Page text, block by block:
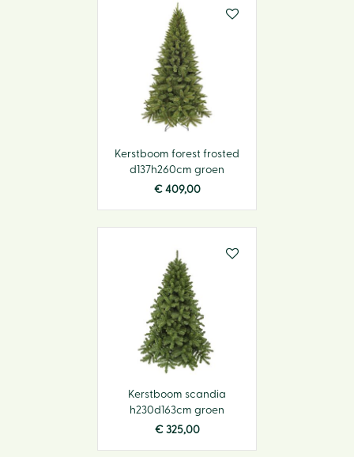
Kerstboom forest frosted
d137h260cm groen
€ 409,00
Kerstboom scandia
h230d163cm groen
€ 325,00